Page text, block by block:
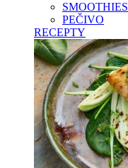
SMOOTHIES
PEČIVO
RECEPTY